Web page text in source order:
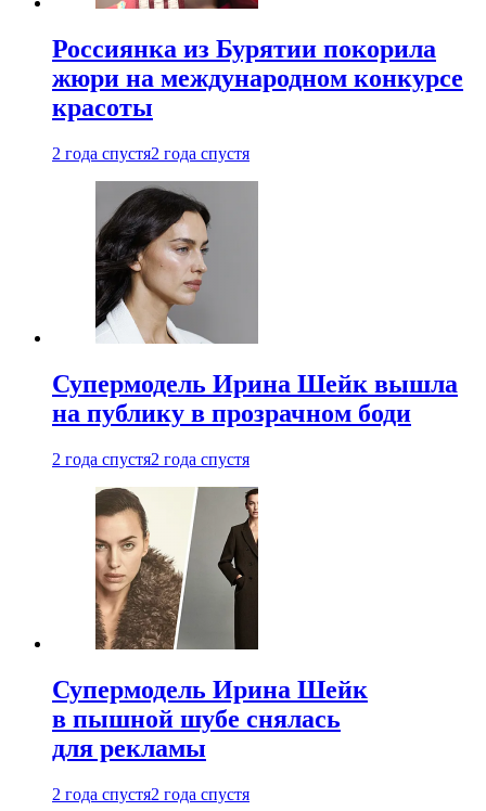
Россиянка из Бурятии покорила
жюри на международном конкурсе
красоты
2 года спустя2 года спустя
Супермодель Ирина Шейк вышла
на публику в прозрачном боди
2 года спустя2 года спустя
Супермодель Ирина Шейк
в пышной шубе снялась
для рекламы
2 года спустя2 года спустя